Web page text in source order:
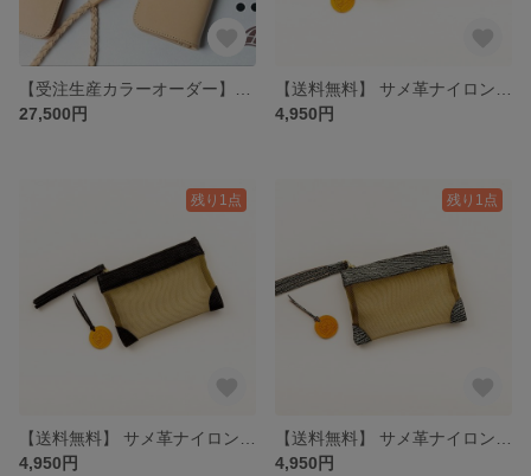
27,500円
4,950円
残り1点
4,950円
残り1点
4,950円